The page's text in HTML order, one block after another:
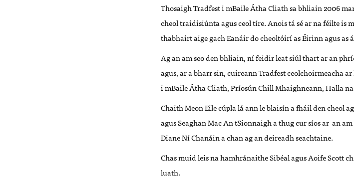
Thosaigh Tradfest i mBaile Átha Cliath sa bhliain 2006
cheol traidisiúnta agus ceol tíre. Anois tá sé ar na féilte is
thabhairt aige gach Eanáir do cheoltóirí as Éirinn agus as
Ag an am seo den bhliain, ní feidir leat siúl thart ar an
agus, ar a bharr sin, cuireann Tradfest ceolchoirmeacha
i mBaile Átha Cliath, Príosún Chill Mhaighneann, Halla
Chaith Meon Eile cúpla lá ann le blaisín a fháil den cheol
agus Seaghan Mac An tSionnaigh a thug cur síos ar an
Diane Ní Chanáin a chan ag an deireadh seachtaine.
Chas muid leis na hamhránaitheSibéal agus Aoife Scott
luath.